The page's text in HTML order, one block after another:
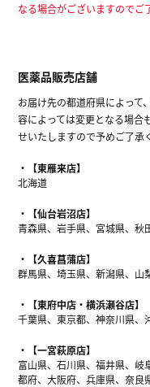
なる場合がございますのでご
医薬品販売店舗
お届け先の都道府県によって
容によっては変更となる場合
せいたしますので予めご了承
【東雁来店】
北海道
【仙台岩沼店】
青森県、岩手県、宮城県、秋
【久喜菖蒲店】
群馬県、埼玉県、新潟県、山
【東府中店・横浜瀬谷店】
千葉県、東京都、神奈川県、
【一宮萩原店】
富山県、石川県、福井県、岐
都府、大阪府、兵庫県、奈良